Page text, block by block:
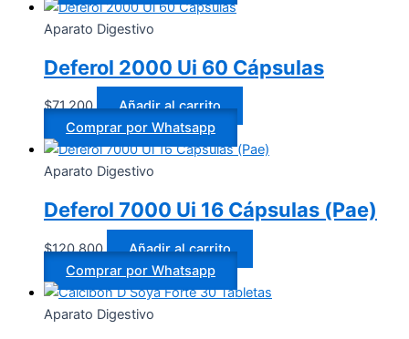
Aparato Digestivo
Deferol 2000 Ui 60 Cápsulas
$71.200
Añadir al carrito
Comprar por Whatsapp
Aparato Digestivo
Deferol 7000 Ui 16 Cápsulas (Pae)
$120.800
Añadir al carrito
Comprar por Whatsapp
Aparato Digestivo